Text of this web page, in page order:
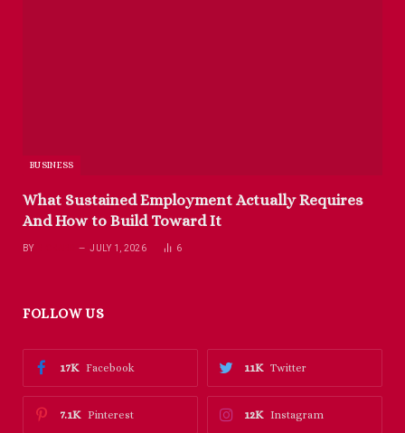
BUSINESS
What Sustained Employment Actually Requires
And How to Build Toward It
BY JULY 1, 2026 6
FOLLOW US
Facebook
17K Twitter
11K
Pinterest
7.1K Instagram
12K